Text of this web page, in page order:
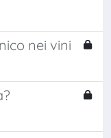
nei vini